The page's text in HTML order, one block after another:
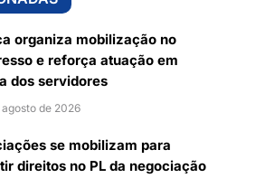
organiza mobilização no
e reforça atuação em
dos servidores
agosto de 2026
se mobilizam para
direitos no PL da negociação